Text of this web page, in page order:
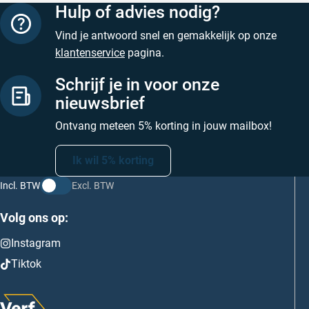
Hulp of advies nodig?
Vind je antwoord snel en gemakkelijk op onze
klantenservice pagina.
Schrijf je in voor onze
nieuwsbrief
Ontvang meteen 5% korting in jouw mailbox!
Ik wil 5% korting
Incl. BTW Excl. BTW
Volg ons op:
Instagram
Tiktok